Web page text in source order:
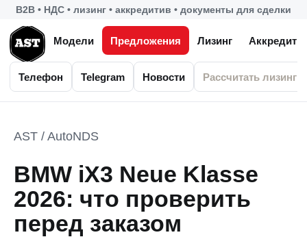
B2B • НДС • лизинг • аккредитив • документы для сделки
Модели Предложения Лизинг
Телефон Telegram Новости Рассчитать лизинг
AST / AutoNDS
BMW iX3 Neue Klasse
2026: что проверить
перед заказом